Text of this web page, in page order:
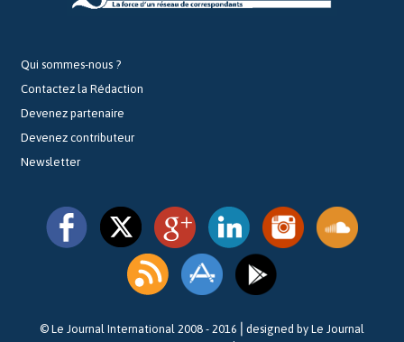
Qui sommes-nous ?
Contactez la Rédaction
Devenez partenaire
Devenez contributeur
Newsletter
© Le Journal International 2008 - 2016⎪designed by Le Journal